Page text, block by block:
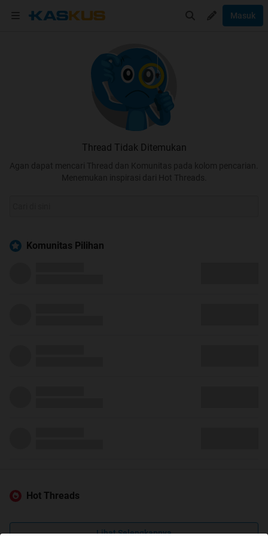
Masuk
Thread Tidak Ditemukan
Agan dapat mencari Thread dan Komunitas pada kolom pencarian.
Menemukan inspirasi dari Hot Threads.
Komunitas Pilihan
Hot Threads
Lihat Selengkapnya